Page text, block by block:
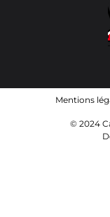
Mentions
© 2024